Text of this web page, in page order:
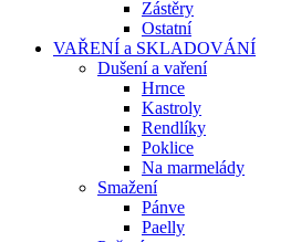
Zástěry
Ostatní
VAŘENÍ a SKLADOVÁNÍ
Dušení a vaření
Hrnce
Kastroly
Rendlíky
Poklice
Na marmelády
Smažení
Pánve
Paelly